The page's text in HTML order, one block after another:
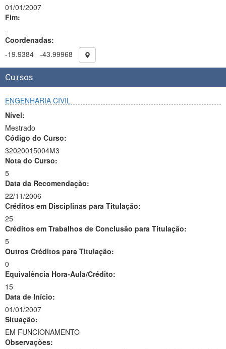
01/01/2007
Fim:
-
Coordenadas:
-19.9384 -43.99968
Cursos
ENGENHARIA CIVIL
Nível:
Mestrado
Código do Curso:
32020015004M3
Nota do Curso:
5
Data da Recomendação:
22/11/2006
Créditos em Disciplinas para Titulação:
25
Créditos em Trabalhos de Conclusão para Titulação:
5
Outros Créditos para Titulação:
0
Equivalência Hora-Aula/Crédito:
15
Data de Início:
01/01/2007
Situação:
EM FUNCIONAMENTO
Observações: